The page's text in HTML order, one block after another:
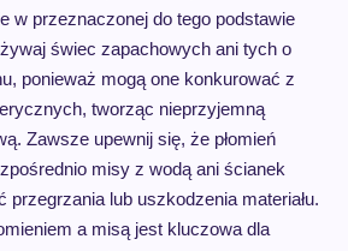
w przeznaczonej do tego podstawie
świec zapachowych ani tych o
ponieważ mogą one konkurować z
tworząc nieprzyjemną
Zawsze upewnij się, że płomień
misy z wodą ani ścianek
przegrzania lub uszkodzenia materiału.
a misą jest kluczowa dla